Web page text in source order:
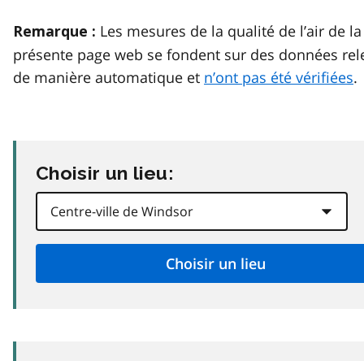
Remarque : Les mesures de la qualité de l’air de la
présente page web se fondent sur des données
de manière automatique et n’ont pas été vérifiées.
Choisir un lieu: